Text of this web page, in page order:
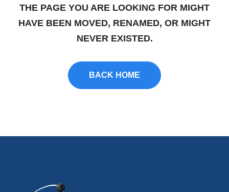
THE PAGE YOU ARE LOOKING FOR MIGHT
HAVE BEEN MOVED, RENAMED, OR MIGHT
NEVER EXISTED.
BACK HOME